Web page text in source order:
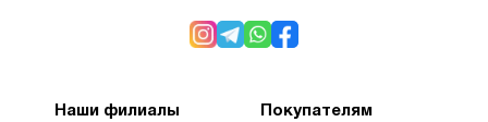
Наши филиалы Покупателям